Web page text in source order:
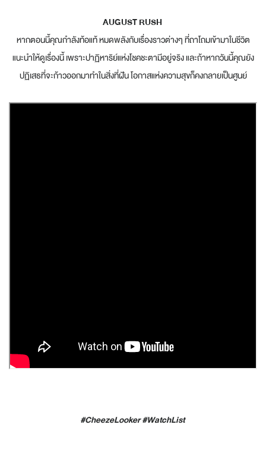
AUGUST RUSH
หากตอนนี้คุณกำลังท้อแท้ หมดพลังกับเรื่องราวต่างๆ ที่ถาโถมเข้ามาในชีวิต
แนะนำให้ดูเรื่องนี้ เพราะปาฏิหาริย์แห่งโชคชะตามีอยู่จริง และถ้าหากวันนี้คุณยัง
ปฏิเสธที่จะก้าวออกมาทำในสิ่งที่ฝัน โอกาสแห่งความสุขก็คงกลายเป็นศูนย์
#CheezeLooker #WatchList